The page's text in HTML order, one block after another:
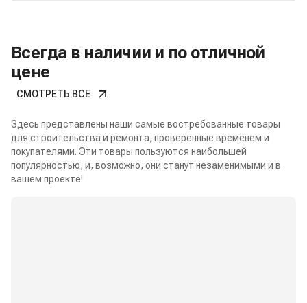
Всегда в наличии и по отличной
цене
СМОТРЕТЬ ВСЕ
Здесь представлены наши самые востребованные товары
для строительства и ремонта, проверенные временем и
покупателями. Эти товары пользуются наибольшей
популярностью, и, возможно, они станут незаменимыми и в
вашем проекте!